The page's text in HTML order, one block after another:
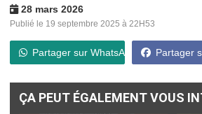
28 mars 2026
Publié le 19 septembre 2025 à 22H53
Partager sur WhatsApp Partager
ÇA PEUT ÉGALEMENT VOUS